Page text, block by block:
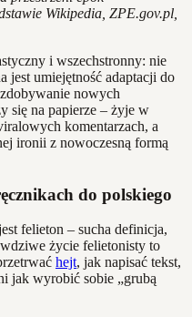
Wikipedia, ZPE.gov.pl,
i wszechstronny: nie
jest umiejętność adaptacji do
nowych
się na papierze – żyje w
komentarzach, a
ironii z nowoczesną formą
do polskiego
felieton – sucha definicja,
życie felietonisty to
hejt, jak napisać tekst,
jak wyrobić sobie „grubą